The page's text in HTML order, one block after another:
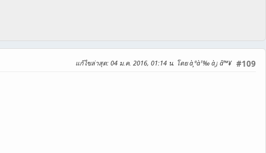
#109
แก้ไขล่าสุด: 04 ม.ค. 2016, 01:14 น. โดย à¸ªà¹‰ à¸¡ â™¥